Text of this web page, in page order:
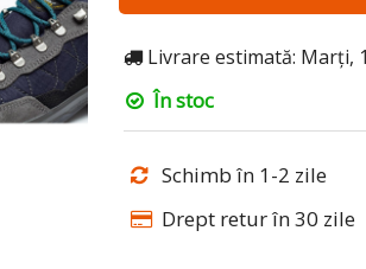
Livrare estimată: Marți,
În stoc
Schimb în 1-2 zile
Drept retur în 30 zile